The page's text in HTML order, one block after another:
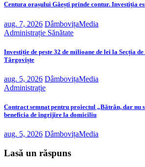
Centura orașului Găești prinde contur. Investiția
aug. 7, 2026 DâmbovițaMedia
Administrație Sănătate
Investiție de peste 32 de milioane de lei la Secția
Târgoviște
aug. 5, 2026 DâmbovițaMedia
Administrație
Contract semnat pentru proiectul „Bătrân, dar nu
beneficia de îngrijire la domiciliu
aug. 5, 2026 DâmbovițaMedia
Lasă un răspuns